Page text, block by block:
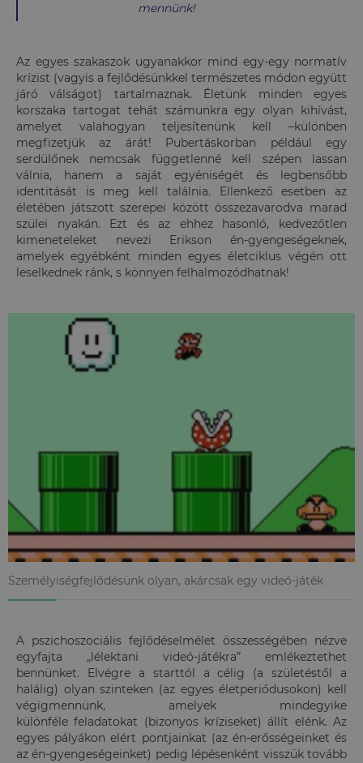
mennünk!
Az egyes szakaszok ugyanakkor mind egy-egy normatív
krízist (vagyis a fejlődésünkkel természetes módon együtt
járó válságot) tartalmaznak. Életünk minden egyes
korszaka tartogat tehát számunkra egy olyan kihívást,
amelyet valahogyan teljesítenünk kell –különben
megfizetjük az árát! Pubertáskorban például egy
serdülőnek nemcsak függetlenné kell szépen lassan
válnia, hanem a saját egyéniségét és legbensőbb
identitását is meg kell találnia. Ellenkező esetben az
életében játszott szerepei között összezavarodva marad
szülei nyakán. Ezt és az ehhez hasonló, kedvezőtlen
kimeneteleket nevezi Erikson én-gyengeségeknek,
amelyek egyébként minden egyes életciklus végén ott
leselkednek ránk, s könnyen felhalmozódhatnak!
Személyiségfejlődésünk olyan, akárcsak egy videó-játék
A pszichoszociális fejlődéselmélet összességében nézve
egyfajta „lélektani videó-játékra” emlékeztethet
bennünket. Elvégre a starttól a célig (a születéstől a
halálig) olyan szinteken (az egyes életperiódusokon) kell
végigmennünk, amelyek mindegyike
különféle feladatokat (bizonyos kríziseket) állít elénk. Az
egyes pályákon elért pontjainkat (az én-erősségeinket és
az én-gyengeségeinket) pedig lépésenként visszük tovább